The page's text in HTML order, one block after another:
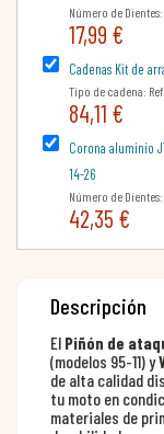
Número de Dientes:
17,99 €
Cadenas Kit de
Tipo de cadena:
84,11 €
Corona aluminio
14-26
Número de
42,35 €
Descripción
El Piñón de
(modelos 95-11) y
de alta calidad
tu moto en
materiales de